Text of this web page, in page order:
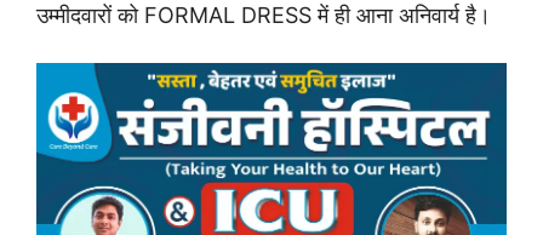
उम्मीदवारों को FORMAL DRESS में ही आना अनिवार्य है।